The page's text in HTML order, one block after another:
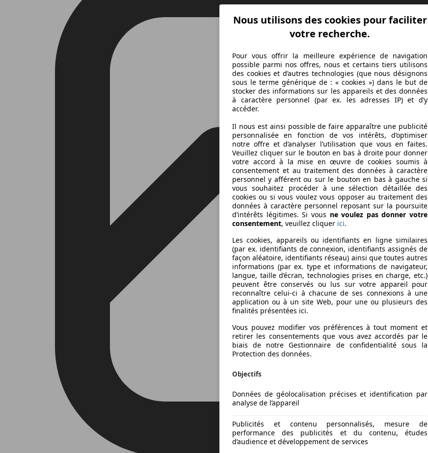
Nous utilisons des cookies pour faciliter
votre recherche.
Pour vous offrir la meilleure expérience de navigation
possible parmi nos offres, nous et certains tiers utilisons
des cookies et d’autres technologies (que nous désignons
sous le terme générique de : « cookies ») dans le but de
stocker des informations sur les appareils et des données
à caractère personnel (par ex. les adresses IP) et d’y
accéder.
Il nous est ainsi possible de faire apparaître une publicité
personnalisée en fonction de vos intérêts, d’optimiser
notre offre et d’analyser l’utilisation que vous en faites.
Veuillez cliquer sur le bouton en bas à droite pour donner
votre accord à la mise en œuvre de cookies soumis à
consentement et au traitement des données à caractère
personnel y afférent ou sur le bouton en bas à gauche si
vous souhaitez procéder à une sélection détaillée des
cookies ou si vous voulez vous opposer au traitement des
données à caractère personnel reposant sur la poursuite
d’intérêts légitimes. Si vous ne voulez pas donner votre
consentement, veuillez cliquer ici.
Les cookies, appareils ou identifiants en ligne similaires
(par ex. identifiants de connexion, identifiants assignés de
façon aléatoire, identifiants réseau) ainsi que toutes autres
informations (par ex. type et informations de navigateur,
langue, taille d’écran, technologies prises en charge, etc.)
peuvent être conservés ou lus sur votre appareil pour
reconnaître celui-ci à chacune de ses connexions à une
application ou à un site Web, pour une ou plusieurs des
finalités présentées ici.
Vous pouvez modifier vos préférences à tout moment et
retirer les consentements que vous avez accordés par le
biais de notre Gestionnaire de confidentialité sous la
Protection des données.
Objectifs
Données de géolocalisation précises et identification par
analyse de l’appareil
Publicités et contenu personnalisés, mesure de
performance des publicités et du contenu, études
d’audience et développement de services